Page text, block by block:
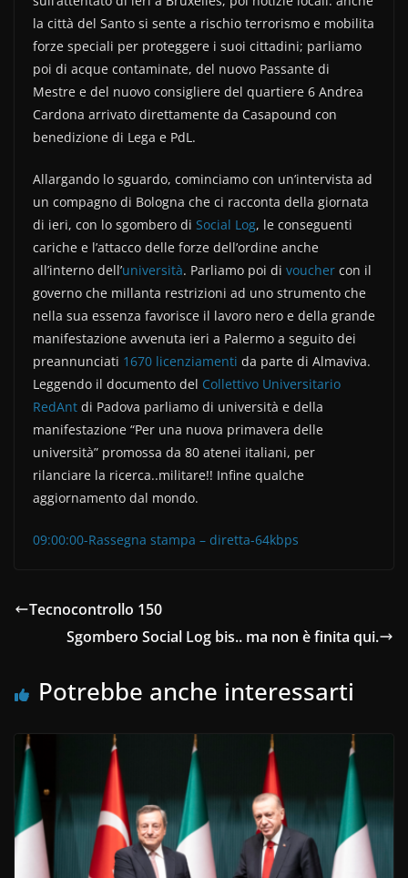
e
b
o
o
k
er di
vi
di
la città del Santo si sente a rischio terrorismo e mobilita
forze speciali per proteggere i suoi cittadini; parliamo
poi di acque contaminate, del nuovo Passante di
Mestre e del nuovo consigliere del quartiere 6 Andrea
Cardona arrivato direttamente da Casapound con
benedizione di Lega e PdL.
Allargando lo sguardo, cominciamo con un’intervista ad
un compagno di Bologna che ci racconta della giornata
di ieri, con lo sgombero di Social Log, le conseguenti
cariche e l’attacco delle forze dell’ordine anche
all’interno dell’università. Parliamo poi di voucher con il
governo che millanta restrizioni ad uno strumento che
nella sua essenza favorisce il lavoro nero e della grande
manifestazione avvenuta ieri a Palermo a seguito dei
preannunciati 1670 licenziamenti da parte di Almaviva.
Leggendo il documento del Collettivo Universitario
RedAnt di Padova parliamo di università e della
manifestazione “Per una nuova primavera delle
università” promossa da 80 atenei italiani, per
rilanciare la ricerca..militare!! Infine qualche
aggiornamento dal mondo.
09:00:00-Rassegna stampa – diretta-64kbps
Tecnocontrollo 150
Sgombero Social Log bis.. ma non è finita qui.
Potrebbe anche interessarti